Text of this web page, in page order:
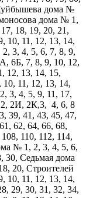
дома №
дома № 1,
18, 19, 20, 21,
10, 11, 12, 13, 14,
3, 4, 5, 6, 7, 8, 9,
6Б, 7, 8, 9, 10, 12,
12, 13, 14, 15,
11, 12, 13, 14,
3, 4, 5, 9, 11, 17,
2, 2И, 2К,3, 4, 6, 8
39, 41, 43, 45, 47,
62, 64, 66, 68,
110, 112, 114,
№ 1, 2, 3, 4, 5, 6,
30, Седьмая дома
20, Строителей
11, 12, 13, 14,
29, 30, 31, 32, 34,